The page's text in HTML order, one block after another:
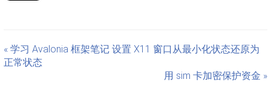
« 学习 Avalonia 框架笔记 设置 X11 窗口从最小化状态还原为
正常状态
用 sim 卡加密保护资金 »